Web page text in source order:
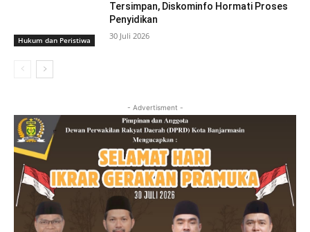
Hukum dan Peristiwa
Tersimpan, Diskominfo Hormati Proses
Penyidikan
30 Juli 2026
- Advertisment -